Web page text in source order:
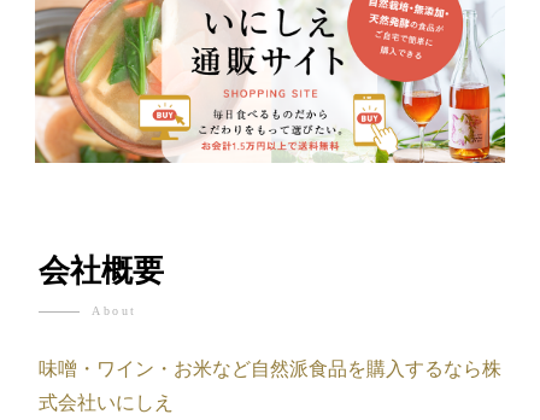
会社概要
About
味噌・ワイン・お米など自然派食品を購入するなら株
式会社いにしえ